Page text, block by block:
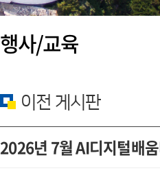
행사/교육
이전 게시판
2026년 7월 AI디지털배